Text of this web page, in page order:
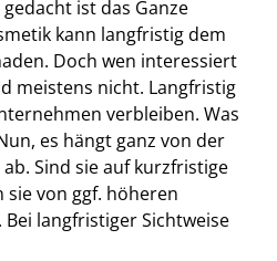
ist das Ganze
kann langfristig dem
Doch wen interessiert
meistens nicht. Langfristig
verbleiben. Was
es hängt ganz von der
Sind sie auf kurzfristige
von ggf. höheren
langfristiger Sichtweise